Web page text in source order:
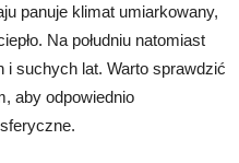
panuje klimat umiarkowany,
Na południu natomiast
suchych lat. Warto sprawdzić
aby odpowiednio